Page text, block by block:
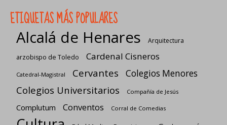
ETIQUETAS MÁS POPULARES
Alcalá de Henares
Arquitectura
arzobispo de Toledo
Cardenal Cisneros
Catedral-Magistral Cervantes Colegios Menores
Colegios Universitarios Compañía de Jesús
Complutum Conventos Corral de Comedias